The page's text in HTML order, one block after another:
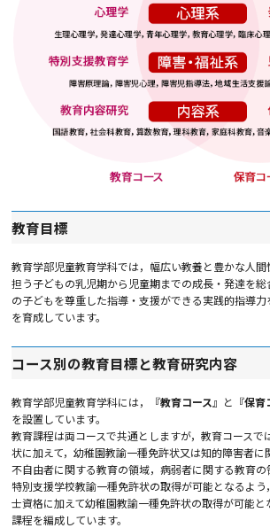
教育目標
教育学部児童教育学科では，幅広い教養と豊かな人
担う子どもの乳児期から児童期までの成長・発達を
の子どもを尊重した指導・支援ができる実践的指導
を育成しています。
コース別の教育目標と教育研究内容
教育学部児童教育学科には，『教育コース』と『保育
を設置しています。
教育課程は両コースで共通としますが，教育コースで
状に加えて，幼稚園教諭一種免許状又は知的障害者
不自由者に関する教育の領域，病弱者に関する教育
特別支援学校教諭一種免許状の取得が可能となるよ
士資格に加えて幼稚園教諭一種免許状の取得が可能
課程を編成しています。